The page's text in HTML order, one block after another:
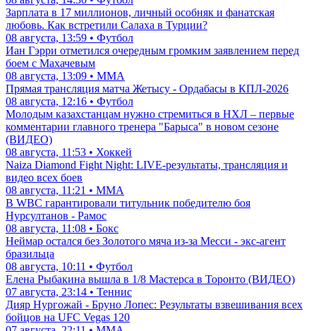
Зарплата в 17 миллионов, личный особняк и фанатская
любовь. Как встретили Салаха в Турции?
08 августа, 13:59 • Футбол
Иан Гэрри отметился очередным громким заявлением перед
боем с Махачевым
08 августа, 13:09 • ММА
Прямая трансляция матча Жетысу - Ордабасы в КПЛ-2026
08 августа, 12:16 • Футбол
Молодым казахстанцам нужно стремиться в НХЛ – первые
комментарии главного тренера "Барыса" в новом сезоне
(ВИДЕО)
08 августа, 11:53 • Хоккей
Naiza Diamond Fight Night: LIVE-результаты, трансляция и
видео всех боев
08 августа, 11:21 • ММА
В WBC гарантировали титульник победителю боя
Нурсултанов - Рамос
08 августа, 11:08 • Бокс
Неймар остался без Золотого мяча из-за Месси - экс-агент
бразильца
08 августа, 10:11 • Футбол
Елена Рыбакина вышла в 1/8 Мастерса в Торонто (ВИДЕО)
07 августа, 23:14 • Теннис
Дияр Нургожай - Бруно Лопес: Результаты взвешивания всех
бойцов на UFC Vegas 120